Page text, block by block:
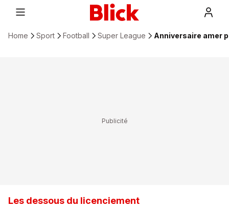
Home Sport Football Super League Anniversaire amer
Les dessous du licenciement